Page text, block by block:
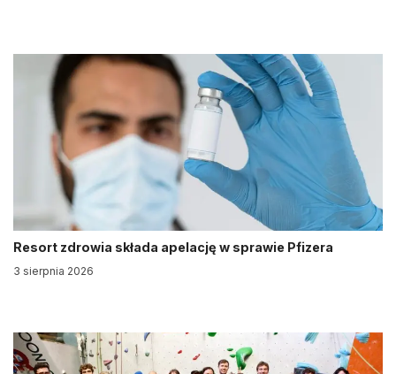
Resort zdrowia składa apelację w sprawie Pfizera
3 sierpnia 2026